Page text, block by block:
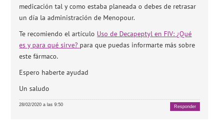
medicación tal y como estaba planeada o debes de retrasar
un día la administración de Menopour.
Te recomiendo el artículo Uso de Decapeptyl en FIV: ¿Qué
es y para qué sirve? para que puedas informarte más sobre
este fármaco.
Espero haberte ayudad
Un saludo
28/02/2020 a las 9:50 Responder